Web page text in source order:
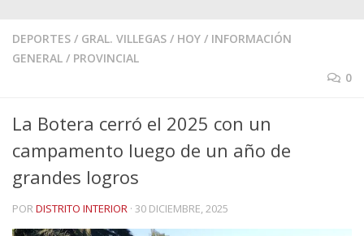
DEPORTES / GRAL. VILLEGAS / HOY / INFORMACIÓN
GENERAL / PROVINCIAL
0
La Botera cerró el 2025 con un
campamento luego de un año de
grandes logros
PORDISTRITO INTERIOR · 30 DICIEMBRE, 2025